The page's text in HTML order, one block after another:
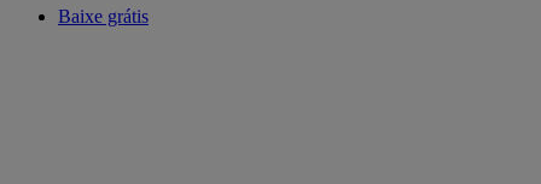
Baixe grátis